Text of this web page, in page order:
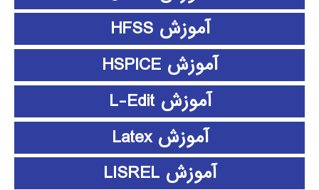
آموزش HFSS
آموزش HSPICE
آموزش L-Edit
آموزش Latex
آموزش LISREL